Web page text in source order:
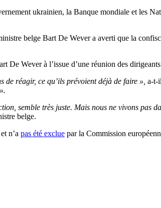
ukrainien, la Banque mondiale et les
belge Bart De Wever a averti que la
De Wever à l’issue d’une réunion des
de réagir, ce qu’ils prévoient déjà de faire », a-t-
semble très juste. Mais nous ne vivons pas
belge.
n’a pas été exclue par la Commission